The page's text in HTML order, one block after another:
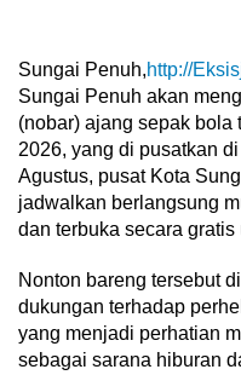
Sungai Penuh,http://
Sungai Penuh akan
(nobar) ajang sepak
2026, yang di pusatkan
Agustus, pusat Kota
jadwalkan berlangsung
dan terbuka secara
Nonton bareng tersebut
dukungan terhadap
yang menjadi perhatian
sebagai sarana hiburan